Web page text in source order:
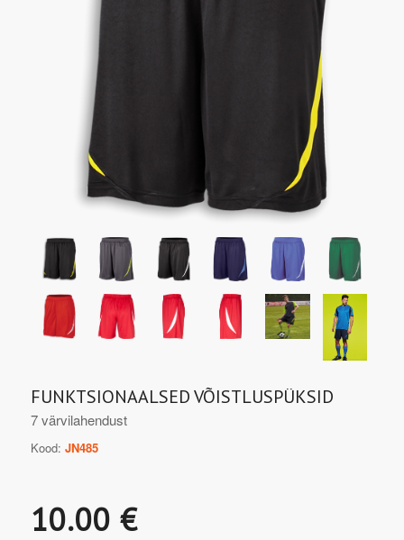
FUNKTSIONAALSED VÕISTLUSPÜKSID
7 värvilahendust
Kood: JN485
10.00 €